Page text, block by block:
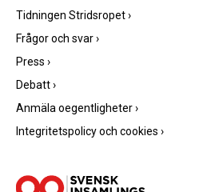
Tidningen Stridsropet›
Frågor och svar›
Press ›
Debatt›
Anmäla oegentligheter›
Integritetspolicy och cookies ›